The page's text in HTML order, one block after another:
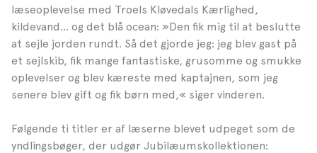
læseoplevelse med Troels Kløvedals Kærlighed,
kildevand… og det blå ocean: »Den fik mig til at beslutte
at sejle jorden rundt. Så det gjorde jeg: jeg blev gast på
et sejlskib, fik mange fantastiske, grusomme og smukke
oplevelser og blev kæreste med kaptajnen, som jeg
senere blev gift og fik børn med,« siger vinderen.
Følgende ti titler er af læserne blevet udpeget som de
yndlingsbøger, der udgør Jubilæumskollektionen: